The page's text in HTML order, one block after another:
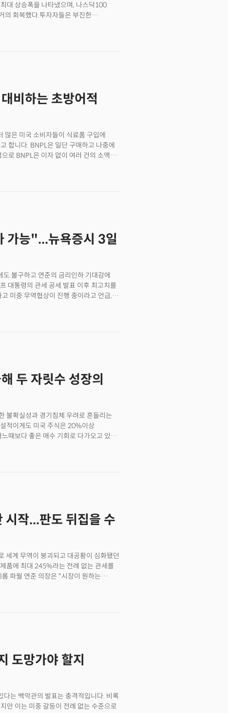
대 상승폭을 나타냈으며, 나스닥100
의 회복했다.투자자들은 부진한
이라는 기대감을 반영한다는 분석이다.
고, UPS는 올해 2만 명 감원과 수십 개
하향 조정했다. HSBC의 니콜 이누이 등
시작하거나 인플레이션 압력이 완화될
서 방향을 모색할 것"이라 전망했다.
더 명확히 나타날 것"이라고 경고했다.
치는 상황에서 대규모 투자를 자제하고
시장 확신도 지표는 3월 말 2000년 이후
다.
비하는 초방어적
많은 미국 소비자들이 식료품 구입에
합니다. BNPL은 일단 구매하고 나중에
로 BNPL은 이자 없이 여러 건의 소액
대안이긴 하지만 식료품까지 BNPL로
이 역시 전년 대비 34% 증가한
신뢰받는 경기 선행지표 중 하나로
하락해 5년 만에 최저치를
국인들의 시각은 더 어둡습니다. 향후
위원회는 "비즈니스 상황과 고용 전망,
히 하락했다."며 이 수치가 사실상 미래
적인 점은 고용시장에 대한 전망이
후 6개월 동안 고용이 감소할 것이라
가능"...뉴욕증시 3일
불구하고 연준의 금리인하 기대감에
대통령의 관세 공세 발표 이후 최고치를
미중 무역협상이 진행 중이라고 언급,
준 이사 크리스토퍼 월러는
고 있다. 아메리칸 항공그룹은 연간
데이터 측면에서는 3월 미국 공장
금 정책의 불확실성 속에서 신중한 태도를
콕스는 "기업들이 관세에 선제적으로
두 자릿수 성장의
불확실성과 경기침체 우려로 흔들리는
적이게도 미국 주식은 20%이상
때보다 좋은 매수 기회로 다가오고 있다.
경기침체 우려 역시 크기 때문이다. 지금
을 것이다. 사람들은 경기 둔화 국면에서
해 그 어느 기업보다 강력한 실적과 올해
유라 할 수 있을 것이다. 그런 측면에서
랜드(BRBR)는 강력한 성장에 경기
시작...판도 뒤집을 수
계 무역이 붕괴되고 대공황이 심화됐던
품에 최대 245%라는 전례 없는 관세를
파월 연준 의장은 "시장이 원하는
자에게 최악의 시기일까요, 아니면
도망가야 할지
는 백악관의 발표는 충격적입니다. 비록
만 이는 미중 갈등이 전례 없는 수준으로